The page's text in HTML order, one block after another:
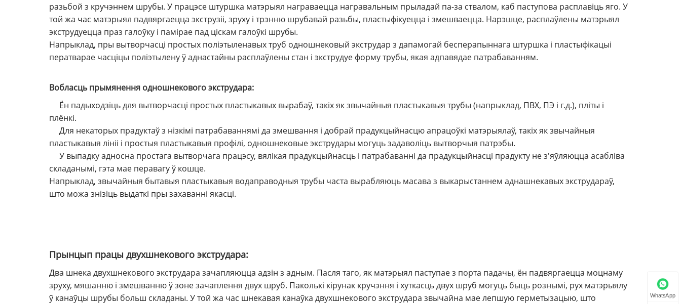
разьбой з кручэннем шрубы. У працэсе штуршка матэрыял награваецца награвальным прыладай па-за ствалом, каб паступова расплавіць яго. У
той жа час матэрыял падвяргаецца экструзіі, зруху і трэнню шрубавай разьбы, пластыфікуецца і змешваецца. Нарэшце, расплаўлены матэрыял
экструдуецца праз галоўку і памірае пад ціскам галоўкі шрубы.
Напрыклад, пры вытворчасці простых поліэтыленавых труб одношнековый экструдар з дапамогай бесперапыннага штуршка і пластыфікацыі
ператварае часціцы поліэтылену ў аднастайны расплаўлены стан і экструдуе форму трубы, якая адпавядае патрабаванням.
Вобласць прымянення одношнекового экструдара:
Ён падыходзіць для вытворчасці простых пластыкавых вырабаў, такіх як звычайныя пластыкавыя трубы (напрыклад, ПВХ, ПЭ і г.д.), пліты і
плёнкі.
Для некаторых прадуктаў з нізкімі патрабаваннямі да змешвання і добрай прадукцыйнасцю апрацоўкі матэрыялаў, такіх як звычайныя
пластыкавыя лініі і простыя пластыкавыя профілі, одношнековые экструдары могуць задаволіць вытворчыя патрэбы.
У выпадку адносна простага вытворчага працэсу, вялікая прадукцыйнасць і патрабаванні да прадукцыйнасці прадукту не з'яўляюцца асабліва
складанымі, гэта мае перавагу ў кошце.
Напрыклад, звычайныя бытавыя пластыкавыя водаправодныя трубы часта вырабляюць масава з выкарыстаннем аднашнекавых экструдараў,
што можа знізіць выдаткі пры захаванні якасці.
Прынцып працы двухшнекового экструдара:
Два шнека двухшнекового экструдара зачапляюцца адзін з адным. Пасля таго, як матэрыял паступае з порта падачы, ён падвяргаецца моцнаму
зруху, мяшанню і змешванню ў зоне зачаплення двух шруб. Паколькі кірунак кручэння і хуткасць двух шруб могуць быць рознымі, рух матэрыялу
ў канаўцы шрубы больш складаны. У той жа час шнекавая канаўка двухшнекового экструдара звычайна мае лепшую герметызацыю, што
WhatsApp